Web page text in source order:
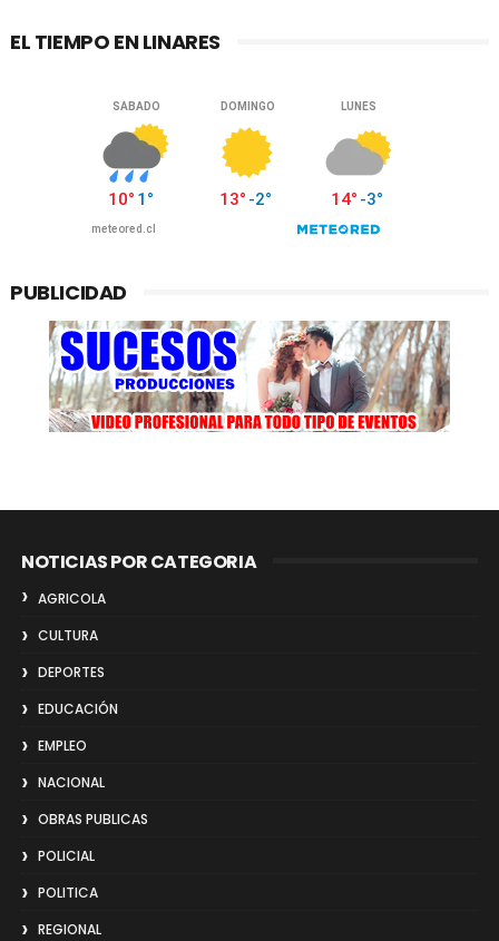
EL TIEMPO EN LINARES
PUBLICIDAD
NOTICIAS POR CATEGORIA
AGRICOLA
CULTURA
DEPORTES
EDUCACIÓN
EMPLEO
NACIONAL
OBRAS PUBLICAS
POLICIAL
POLITICA
REGIONAL